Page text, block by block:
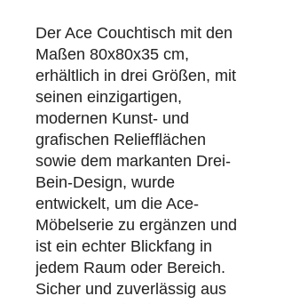
Der Ace Couchtisch mit den
Maßen 80x80x35 cm,
erhältlich in drei Größen, mit
seinen einzigartigen,
modernen Kunst- und
grafischen Reliefflächen
sowie dem markanten Drei-
Bein-Design, wurde
entwickelt, um die Ace-
Möbelserie zu ergänzen und
ist ein echter Blickfang in
jedem Raum oder Bereich.
Sicher und zuverlässig aus